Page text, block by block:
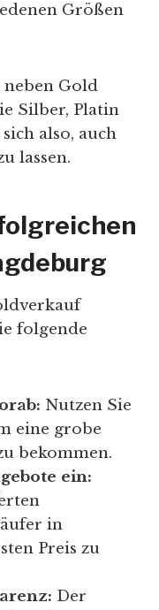
Größen
Gold
Silber, Platin
also, auch
lassen.
folgende
Nutzen Sie
eine grobe
bekommen.
ein:
in
Preis zu
Der